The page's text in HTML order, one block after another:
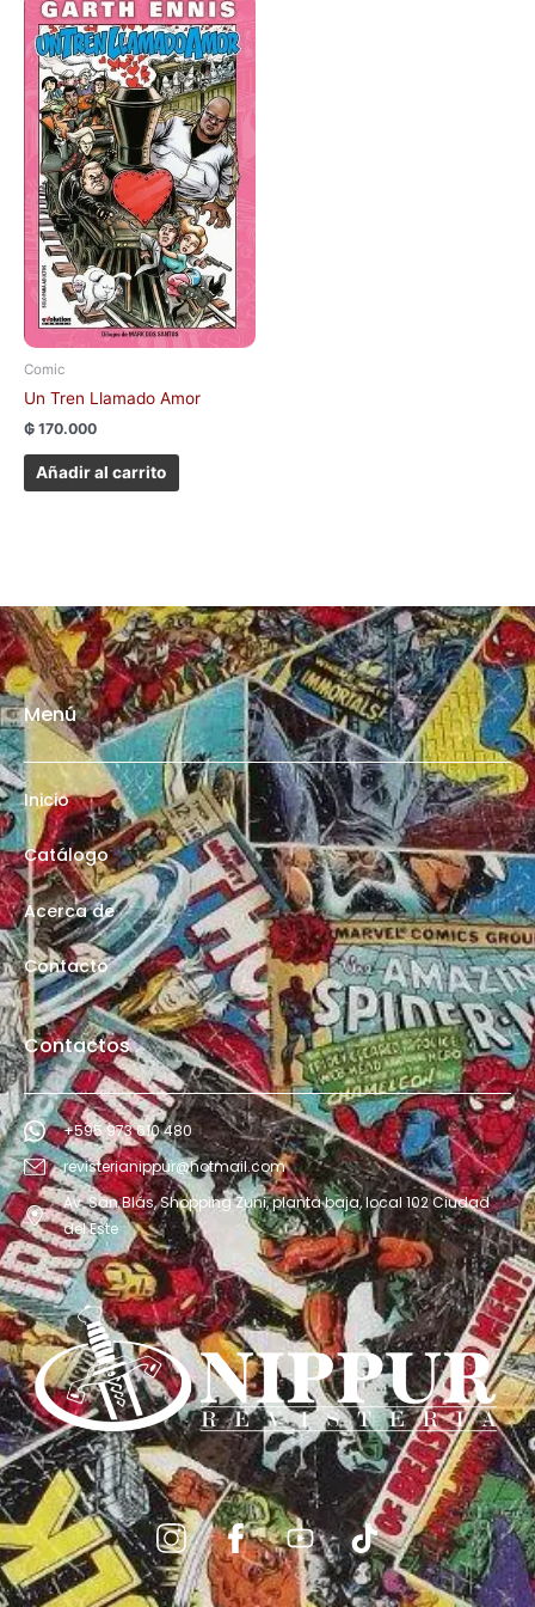
Comic
Un Tren Llamado Amor
₲ 170.000
Añadir al carrito
Menú
Inicio
Catálogo
Acerca de
Contacto
Contactos
+595 973 610 480
revisterianippur@hotmail.com
Av. San Blás, Shopping Zuni, planta baja, local 102 Ciudad
del Este